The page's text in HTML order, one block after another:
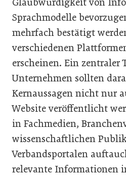
Glaubwürdigkeit von
Sprachmodelle
mehrfach bestätigt
verschiedenen
erscheinen. Ein zentraler
Unternehmen sollten
Kernaussagen nicht nur
Website veröffentlicht
in Fachmedien,
wissenschaftlichen
Verbandsportalen
relevante Informationen